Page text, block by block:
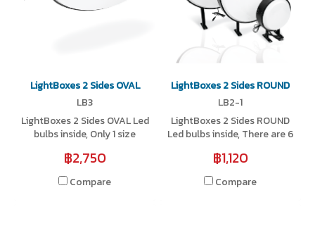
LightBoxes 2 Sides OVAL
LB3
LightBoxes 2 Sides OVAL Led
bulbs inside, Only 1 size
฿2,750
Compare
LightBoxes 2 Sides ROUND
LB2-1
LightBoxes 2 Sides ROUND
Led bulbs inside, There are 6
฿1,120
Compare